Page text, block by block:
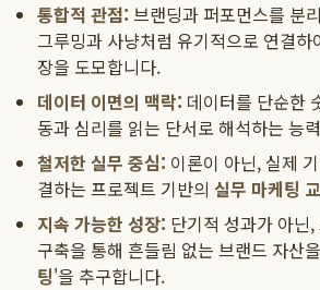
통합적 관점: 브랜딩과 퍼포먼스를 분
그루밍과 사냥처럼 유기적으로 연결하
장을 도모합니다.
데이터 이면의 맥락: 데이터를 단순한
동과 심리를 읽는 단서로 해석하는 능
철저한 실무 중심: 이론이 아닌, 실제
결하는 프로젝트 기반의 실무 마케팅
지속 가능한 성장: 단기적 성과가 아닌
구축을 통해 흔들림 없는 브랜드 자산
팅'을 추구합니다.